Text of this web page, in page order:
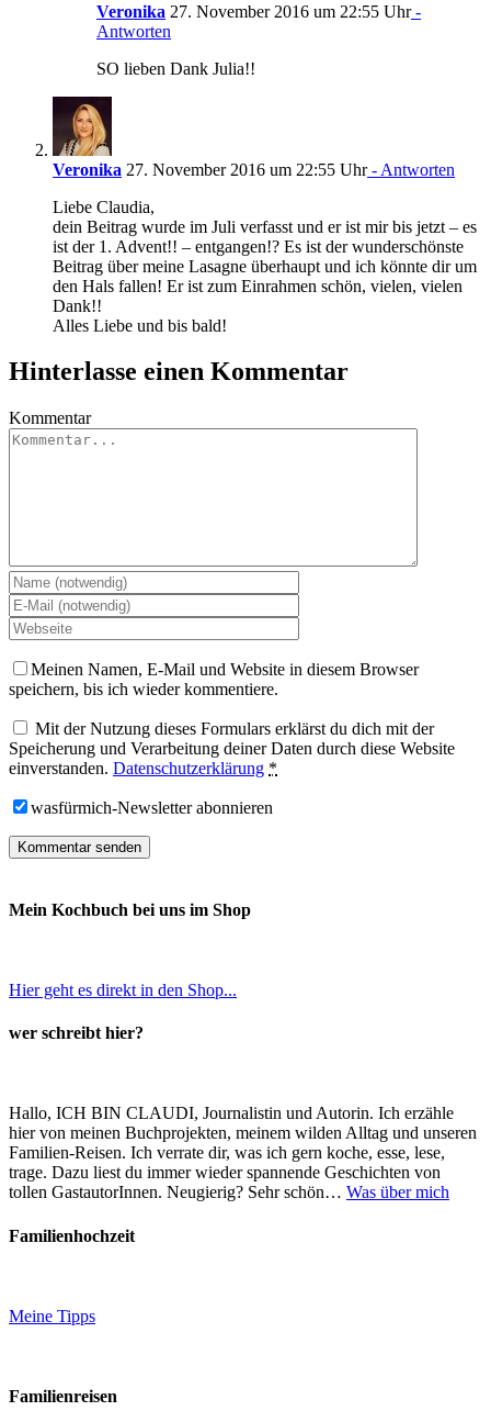
Veronika 27. November 2016 um 22:55 Uhr-
Antworten
SO lieben Dank Julia!!
Veronika 27. November 2016 um 22:55 Uhr- Antworten
Liebe Claudia,
dein Beitrag wurde im Juli verfasst und er ist mir bis jetzt – es
ist der 1. Advent!! – entgangen!? Es ist der wunderschönste
Beitrag über meine Lasagne überhaupt und ich könnte dir um
den Hals fallen! Er ist zum Einrahmen schön, vielen, vielen
Dank!!
Alles Liebe und bis bald!
Hinterlasse einen Kommentar
Kommentar
Meinen Namen, E-Mail und Website in diesem Browser
speichern, bis ich wieder kommentiere.
Mit der Nutzung dieses Formulars erklärst du dich mit der
Speicherung und Verarbeitung deiner Daten durch diese Website
einverstanden. Datenschutzerklärung *
wasfürmich-Newsletter abonnieren
Mein Kochbuch bei uns im Shop
Hier geht es direkt in den Shop...
wer schreibt hier?
Hallo, ICH BIN CLAUDI, Journalistin und Autorin. Ich erzähle
hier von meinen Buchprojekten, meinem wilden Alltag und unseren
Familien-Reisen. Ich verrate dir, was ich gern koche, esse, lese,
trage. Dazu liest du immer wieder spannende Geschichten von
tollen GastautorInnen. Neugierig? Sehr schön… Was über mich
Familienhochzeit
Meine Tipps
Familienreisen